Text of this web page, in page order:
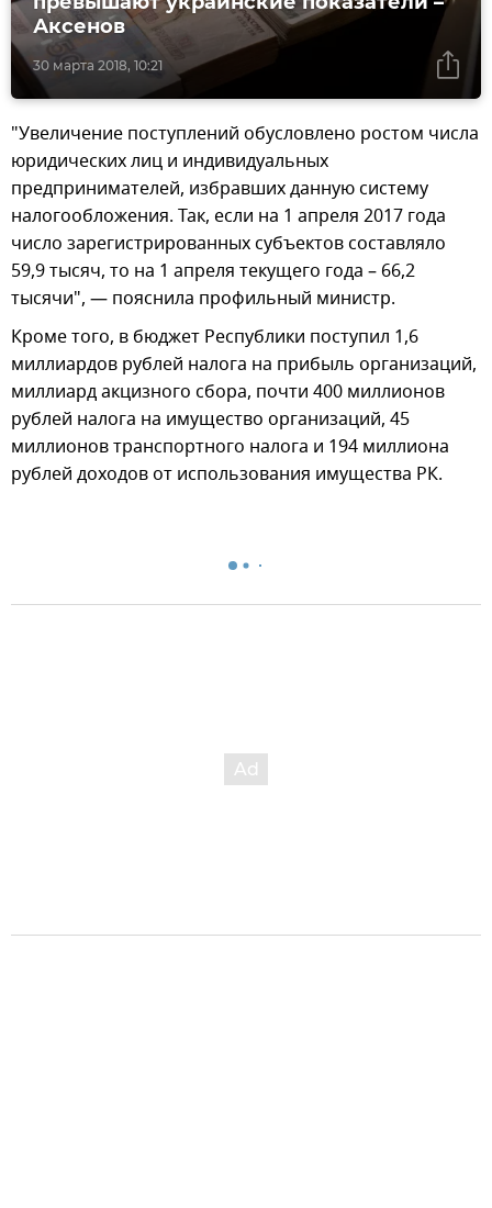
30 марта 2018, 10:21
Аксенов
"Увеличение поступлений обусловлено ростом числа
юридических лиц и индивидуальных
предпринимателей, избравших данную систему
налогообложения. Так, если на 1 апреля 2017 года
число зарегистрированных субъектов составляло
59,9 тысяч, то на 1 апреля текущего года – 66,2
тысячи", — пояснила профильный министр.
Кроме того, в бюджет Республики поступил 1,6
миллиардов рублей налога на прибыль организаций,
миллиард акцизного сбора, почти 400 миллионов
рублей налога на имущество организаций, 45
миллионов транспортного налога и 194 миллиона
рублей доходов от использования имущества РК.